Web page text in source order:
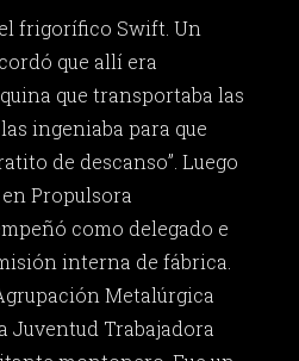
frigorífico Swift. Un
que allí era
que transportaba las
ingeniaba para que
de descanso”. Luego
Propulsora
como delegado e
interna de fábrica.
Metalúrgica
Juventud Trabajadora